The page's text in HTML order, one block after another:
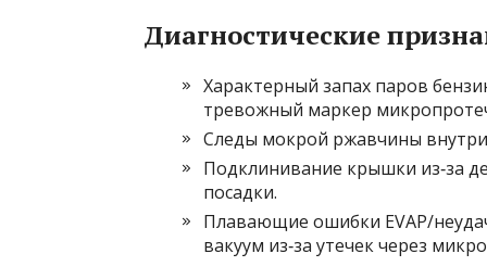
Диагностические
Характерный запах паров
тревожный маркер
Следы мокрой ржавчины
Подклинивание крышки из‑за
посадки.
Плавающие ошибки EVAP/
вакуум из‑за утечек через